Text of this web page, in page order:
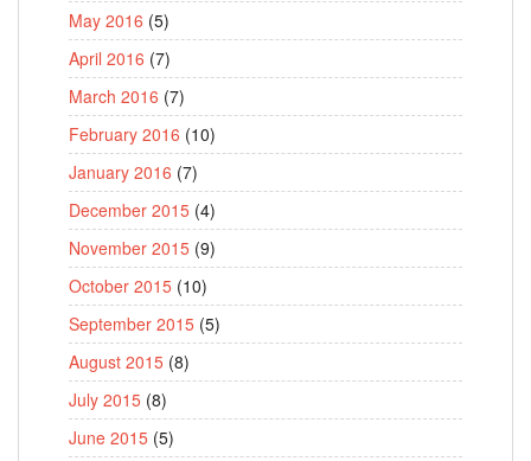
May 2016 (5)
April 2016 (7)
March 2016 (7)
February 2016 (10)
January 2016 (7)
December 2015 (4)
November 2015 (9)
October 2015 (10)
September 2015 (5)
August 2015 (8)
July 2015 (8)
June 2015 (5)